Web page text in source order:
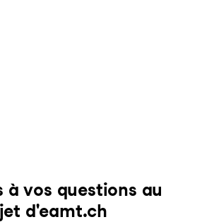
à vos questions au
d'eamt.ch